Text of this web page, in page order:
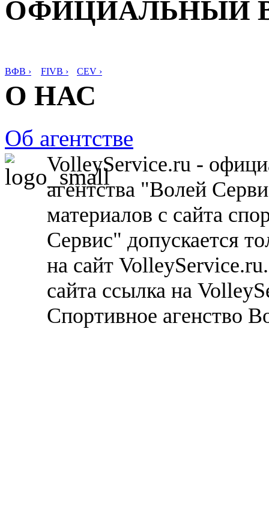
ОФИЦИАЛЬНЫЙ
ВФВ › FIVB › CEV ›
О НАС
Об агентстве
VolleyService.ru -
агентства "Волей
материалов с сайта
Сервис" допускается
на сайт
сайта ссылка на
Спортивное агенство